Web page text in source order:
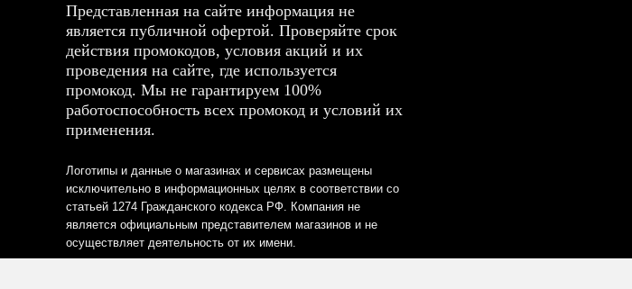
Представленная на сайте информация не
является публичной офертой. Проверяйте срок
действия промокодов, условия акций и их
проведения на сайте, где используется
промокод. Мы не гарантируем 100%
работоспособность всех промокод и условий их
применения.
Логотипы и данные о магазинах и сервисах размещены
исключительно в информационных целях в соответствии со
статьей 1274 Гражданского кодекса РФ. Компания не
является официальным представителем магазинов и не
осуществляет деятельность от их имени.